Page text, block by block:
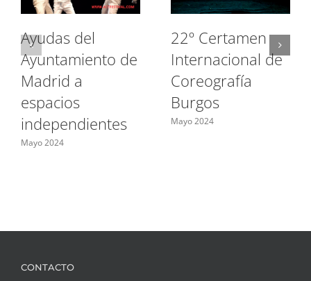
Ayudas del
Ayuntamiento de
Madrid a
espacios
independientes
Mayo 2024
22º Certamen
Internacional de
Coreografía
Burgos
Mayo 2024
CONTACTO